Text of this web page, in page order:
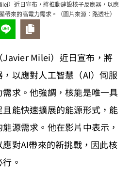
）近日宣布，將推動建設核子反應器，以應
帶來的高電力需求。（圖片來源：路透社）
Javier Milei）近日宣布，將
以應對人工智慧（AI）伺服
求。他強調，核能是唯一具
能快速擴展的能源形式，能
源需求。他在影片中表示，
對AI帶來的新挑戰，因此核
。